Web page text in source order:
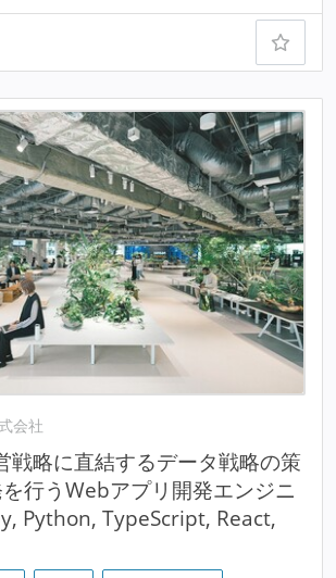
会社
戦略に直結するデータ戦略の策
行うWebアプリ開発エンジニ
Python, TypeScript, React,